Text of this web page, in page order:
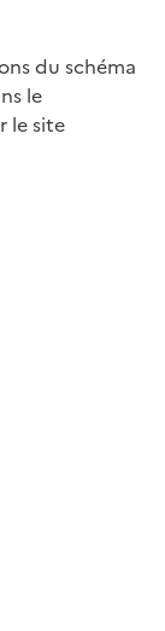
du schéma
le
le site